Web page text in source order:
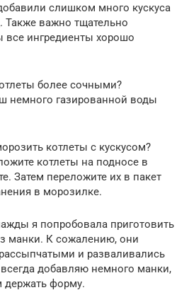
слишком много кускуса
Также важно тщательно
ингредиенты хорошо
более сочными?
немного газированной воды
котлеты с кускусом?
котлеты на подносе в
Затем переложите их в пакет
в морозилке.
я попробовала приготовить
манки. К сожалению, они
и разваливались
добавляю немного манки,
держать форму.